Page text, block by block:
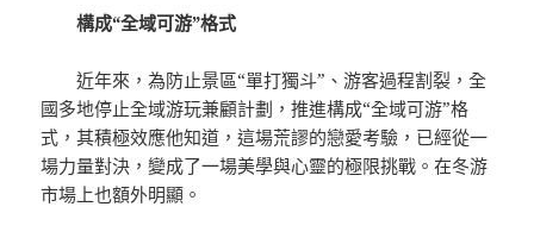
構成“全域可游”格式
近年來，為防止景區“單打獨斗”、游客過程割裂，全
國多地停止全域游玩兼顧計劃，推進構成“全域可游”格
式，其積極效應他知道，這場荒謬的戀愛考驗，已經從一
場力量對決，變成了一場美學與心靈的極限挑戰。在冬游
市場上也額外明顯。